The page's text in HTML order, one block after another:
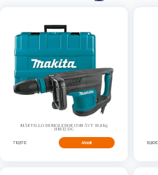
MARTILLO DEMOLEDOR CON AVT 10,8Kg
HM1213C
710,57€ Añadir 10,80€